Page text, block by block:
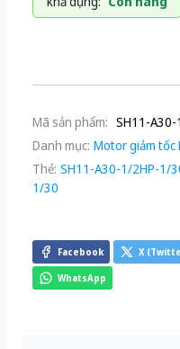
Mã sản phẩm: SH11-
Danh mục: Motor giảm tốc
Thẻ: SH11-A30-1/2HP-1/
1/30
Facebook X
WhatsApp